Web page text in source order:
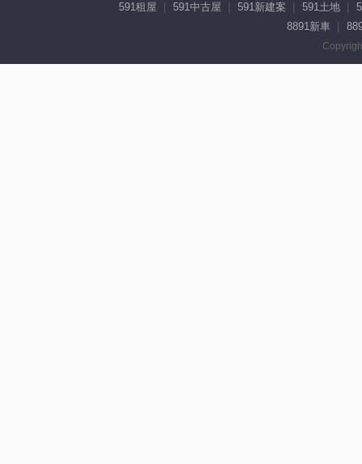
591租屋 591中古屋 591新建案 591土地
8891新車